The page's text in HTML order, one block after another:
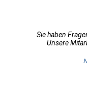
Sie haben
Unsere